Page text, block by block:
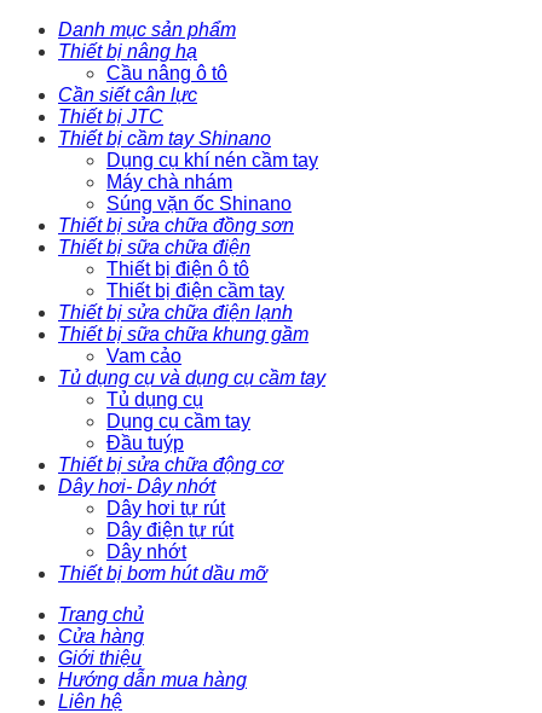
Danh mục sản phẩm
Thiết bị nâng hạ
Cầu nâng ô tô
Cần siết cân lực
Thiết bị JTC
Thiết bị cầm tay Shinano
Dụng cụ khí nén cầm tay
Máy chà nhám
Súng vặn ốc Shinano
Thiết bị sửa chữa đồng sơn
Thiết bị sữa chữa điện
Thiết bị điện ô tô
Thiết bị điện cầm tay
Thiết bị sửa chữa điện lạnh
Thiết bị sữa chữa khung gầm
Vam cảo
Tủ dụng cụ và dụng cụ cầm tay
Tủ dụng cụ
Dụng cụ cầm tay
Đầu tuýp
Thiết bị sửa chữa động cơ
Dây hơi- Dây nhớt
Dây hơi tự rút
Dây điện tự rút
Dây nhớt
Thiết bị bơm hút dầu mỡ
Trang chủ
Cửa hàng
Giới thiệu
Hướng dẫn mua hàng
Liên hệ